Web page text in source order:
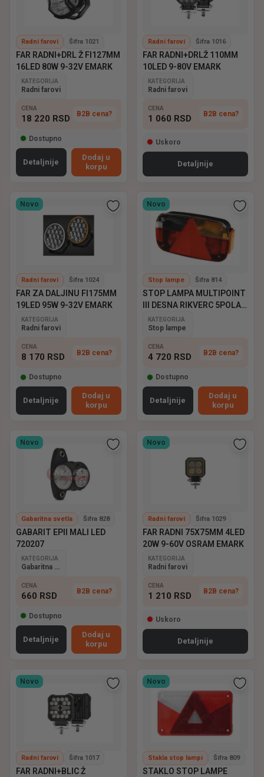
Radni farovi Šifra 1021
FAR RADNI+DRL Ž FI127MM
16LED 80W 9-32V EMARK
KATEGORIJA
Radni farovi
CENA
18 220 RSD B2B cena?
Dostupno
Detaljnije
Dodaj u
korpu
Radni farovi Šifra 1016
FAR RADNI+DRLŽ 110MM
10LED 9-80V EMARK
KATEGORIJA
Radni farovi
CENA
1 060 RSD B2B cena?
Uskoro
Detaljnije
Novo
Radni farovi Šifra 1024
FAR ZA DALJINU FI175MM
19LED 95W 9-32V EMARK
KATEGORIJA
Radni farovi
CENA
8 170 RSD B2B cena?
Dostupno
Detaljnije
Dodaj u
korpu
Novo
Stop lampe Šifra 814
STOP LAMPA MULTIPOINT
III DESNA RIKVERC 5POLA
ASPOCK
KATEGORIJA
Stop lampe
CENA
4 720 RSD B2B cena?
Dostupno
Detaljnije
Dodaj u
korpu
Novo
Gabaritna svetla Šifra 828
GABARIT EPII MALI LED
720207
KATEGORIJA
Gabaritna svetla
CENA
660 RSD B2B cena?
Dostupno
Detaljnije
Dodaj u
korpu
Novo
Radni farovi Šifra 1029
FAR RADNI 75X75MM 4LED
20W 9-60V OSRAM EMARK
KATEGORIJA
Radni farovi
CENA
1 210 RSD B2B cena?
Uskoro
Detaljnije
Novo
Radni farovi Šifra 1017
FAR RADNI+BLIC Ž
Novo
Stakla stop lampi Šifra 809
STAKLO STOP LAMPE